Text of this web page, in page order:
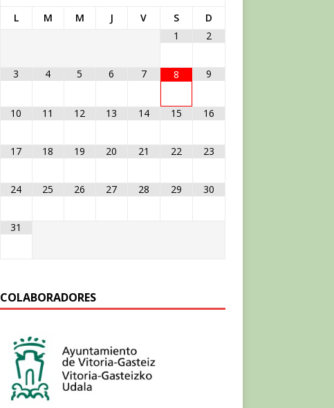
L M M J V S
D
1
2
3 4 5 6 7 8 9
10 11 12 13 14 15 16
17 18 19 20 21 22 23
24 25 26 27 28 29 30
31
COLABORADORES